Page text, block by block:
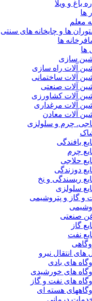
باغ و ویلا
ها
معلم
ها و چایخانه های سنتی
ها
ها
سازی
آلات راه سازی
آلات ساختمانی
آلات صنعتی
آلات کشاورزی
آلات مرغداری
آلات معادن
چرم و سلولزی
بافندگی
چرم
حلاجی
دوزندگی
ریسندگی و نخ
سلولزی
و گاز و پتروشیمی
صنعتی
گاز
نفت
های انتقال نیرو
های بادی
های خورشیدی
های نفت و گاز
هسته ای
درمانی